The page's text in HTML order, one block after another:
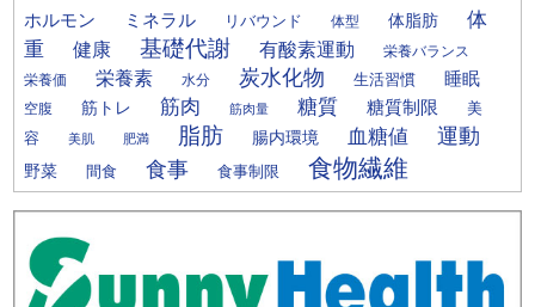
ホルモン
ミネラル リバウンド 体型 体脂肪
体
重
健康 基礎代謝 有酸素運動 栄養バランス
栄養価 栄養素 水分 炭水化物 生活習慣 睡眠
空腹 筋トレ 筋肉 筋肉量 糖質 糖質制限
美
容
美肌 肥満 脂肪 腸内環境 血糖値 運動
野菜 間食 食事 食事制限 食物繊維